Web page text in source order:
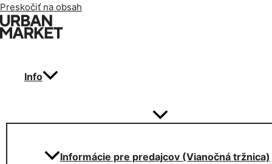
Preskočiť na obsah
Info
Informácie pre predajcov (Vianočná tržnica)